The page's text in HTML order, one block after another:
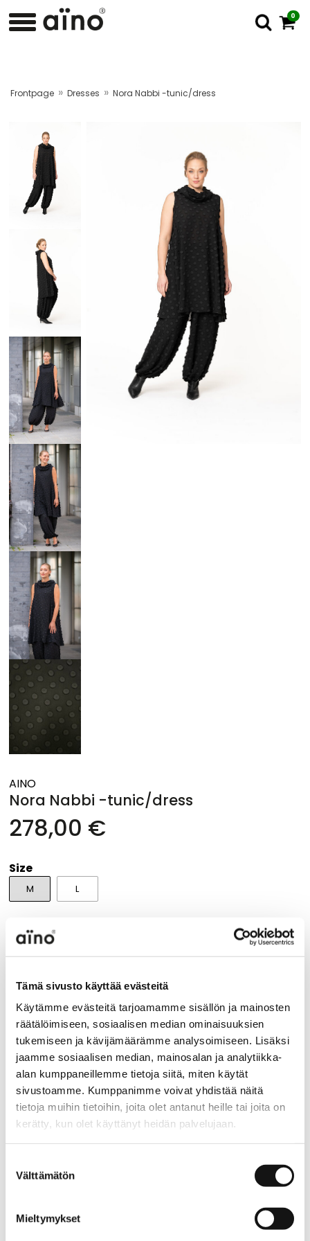
Tämä sivusto käyttää evästeitä
Käytämme evästeitä tarjoamamme sisällön ja mainosten
räätälöimiseen, sosiaalisen median ominaisuuksien
tukemiseen ja kävijämäärämme analysoimiseen. Lisäksi
jaamme sosiaalisen median, mainosalan ja analytiikka-
alan kumppaneillemme tietoja siitä, miten käytät
sivustoamme. Kumppanimme voivat yhdistää näitä
tietoja muihin tietoihin, joita olet antanut heille tai joita on
kerätty, kun olet käyttänyt heidän palvelujaan.
valinta
Välttämätön
Mieltymykset
0
Frontpage » Dresses » Nora Nabbi -tunic/dress
AINO
Nora Nabbi -tunic/dress
278,00 €
Size
M L
Product description
Nora sleevles tunic/dress has a fitted top and a flared
hem. It also has a round neckline with loose chimney
collar. No pockets in this tunic/dress.
Material
100% polyester
Care instruction
Gentle wash at 30°C. Do not tumble dry. Wash and
iron inside out. Ironing in low temperature, max. 110°C.